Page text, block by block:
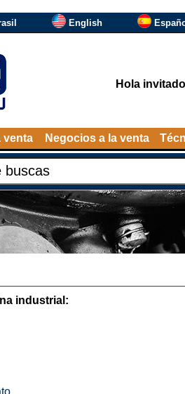
English
Hola invitado
venta Negocios a la venta
industrial: